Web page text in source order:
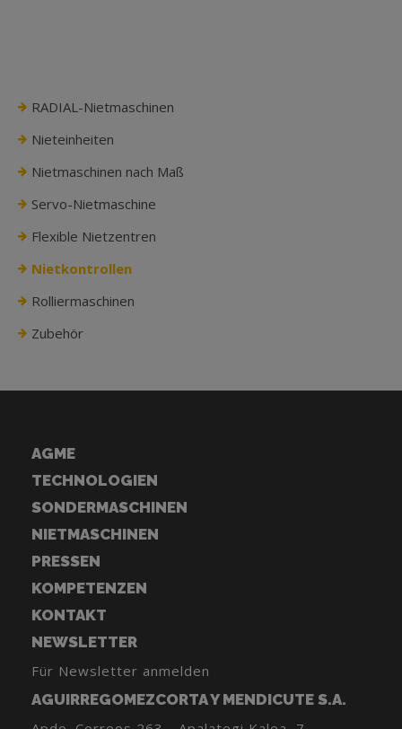
RADIAL-Nietmaschinen
Nieteinheiten
Nietmaschinen nach Maß
Servo-Nietmaschine
Flexible Nietzentren
Nietkontrollen
Rolliermaschinen
Zubehör
AGME
TECHNOLOGIEN
SONDERMASCHINEN
NIETMASCHINEN
PRESSEN
KOMPETENZEN
KONTAKT
NEWSLETTER
Für Newsletter anmelden
AGUIRREGOMEZCORTA Y MENDICUTE S.A.